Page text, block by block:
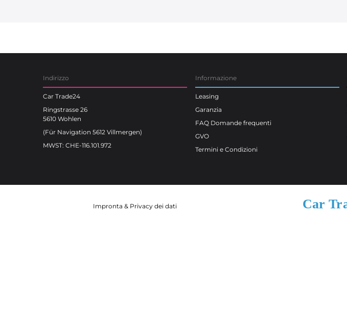
Indirizzo
Car Trade24
Ringstrasse 26
5610 Wohlen
(Für Navigation 5612 Villmergen)
MWST: CHE-116.101.972
Informazione
Leasing
Garanzia
FAQ Domande frequenti
GVO
Termini e Condizioni
Impronta & Privacy dei dati